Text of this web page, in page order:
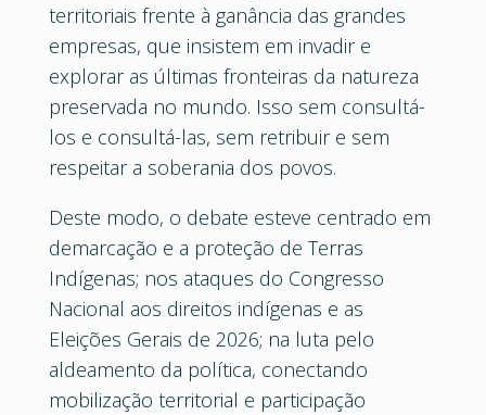
territoriais frente à ganância das grandes
empresas, que insistem em invadir e
explorar as últimas fronteiras da natureza
preservada no mundo. Isso sem consultá-
los e consultá-las, sem retribuir e sem
respeitar a soberania dos povos.
Deste modo, o debate esteve centrado em
demarcação e a proteção de Terras
Indígenas; nos ataques do Congresso
Nacional aos direitos indígenas e as
Eleições Gerais de 2026; na luta pelo
aldeamento da política, conectando
mobilização territorial e participação